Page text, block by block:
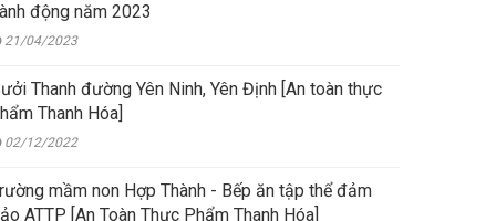
động năm 2023
21/04/2023
Thanh đường Yên Ninh, Yên Định [An toàn thực
Thanh Hóa]
02/12/2022
mầm non Hợp Thành - Bếp ăn tập thể đảm
ATTP [An Toàn Thực Phẩm Thanh Hóa]